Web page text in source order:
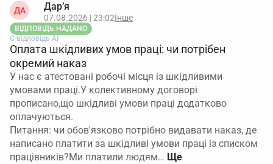
ДА Дар’я
07.08.2026 | 23:02Інше
ВІДПОВІДЬ НАДАНО
Є відповідь АІ
Оплата шкідливих умов праці: чи потрібен
окремий наказ
У нас є атестовані робочі місця із шкідливими
умовами праці.У колективному договорі
прописано,що шкідливі умови праці додатково
оплачуються.
Питання: чи обов'язково потрібно видавати наказ, де
написано платити за шкідливі умови праці із списком
працівників?Ми платили людям…